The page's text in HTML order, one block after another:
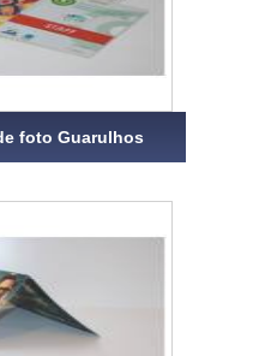
foto Guarulhos